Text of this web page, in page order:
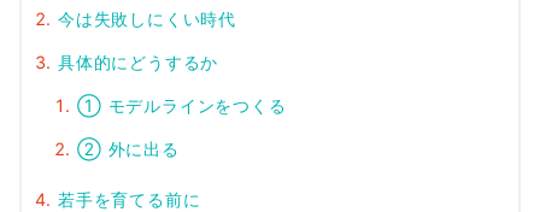
今は失敗しにくい時代
具体的にどうするか
① モデルラインをつくる
② 外に出る
若手を育てる前に